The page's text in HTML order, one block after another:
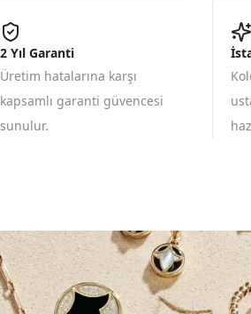
2 Yıl Garanti
Üretim hatalarına karşı
kapsamlı garanti güvencesi
sunulur.